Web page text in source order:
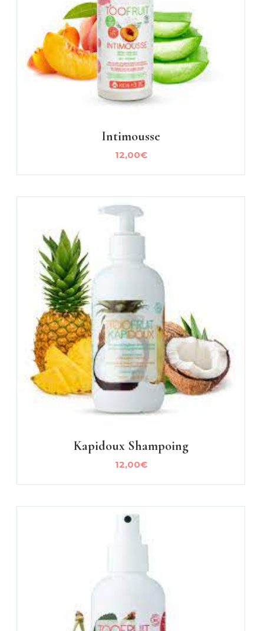
Intimousse
12,00€
Kapidoux Shampoing
12,00€